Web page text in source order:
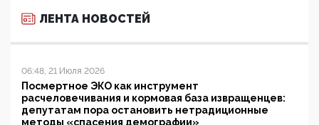
ЛЕНТА НОВОСТЕЙ
06:48, 21 Июля 2026
Посмертное ЭКО как инструмент
расчеловечивания и кормовая база извращенцев:
депутатам пора остановить нетрадиционные
методы «спасения демографии»